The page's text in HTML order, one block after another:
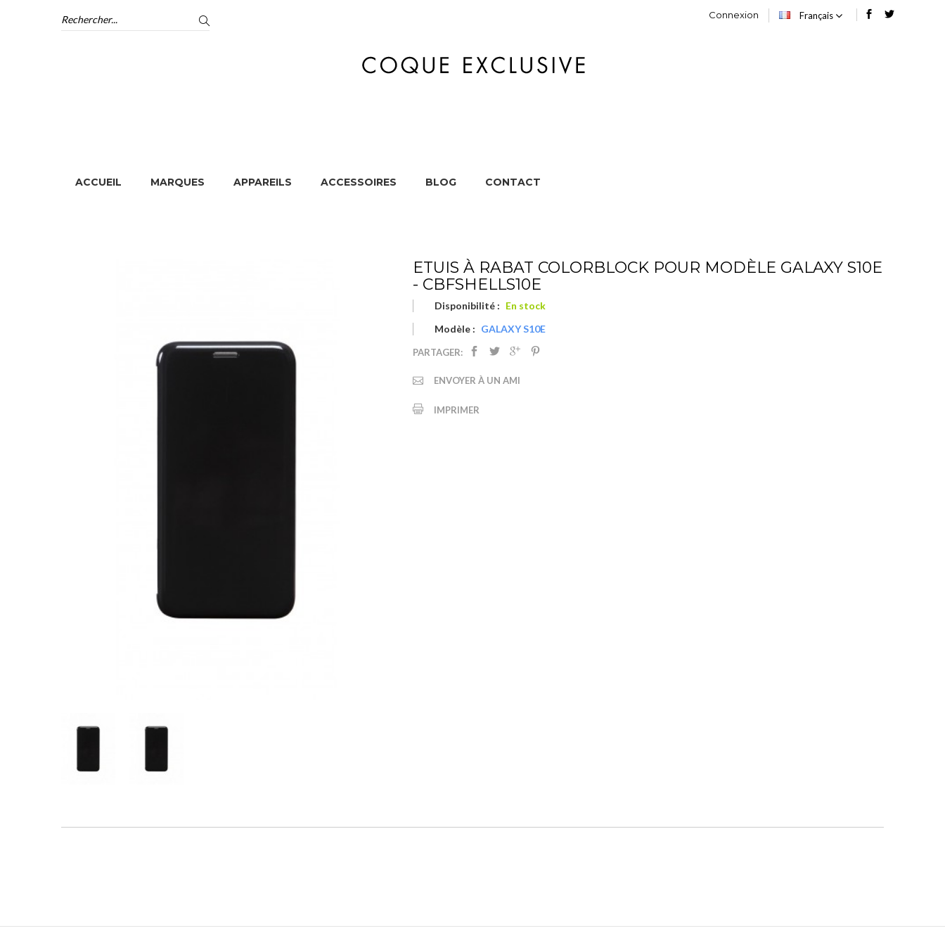
Français
Connexion
ACCUEIL MARQUES APPAREILS ACCESSOIRES BLOG CONTACT
ETUIS À RABAT COLORBLOCK POUR MODÈLE GALAXY S10E
- CBFSHELLS10E
Disponibilité : En stock
Modèle : GALAXY S10E
PARTAGER:
ENVOYER À UN AMI
IMPRIMER